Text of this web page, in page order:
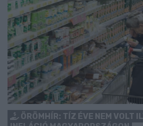
ÖRÖMHÍR: TÍZ ÉVE NEM VOLT